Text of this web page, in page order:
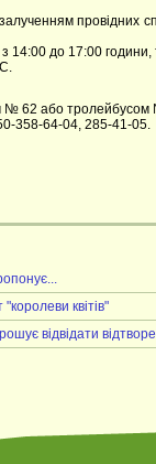
провідних
14:00 до 17:00
№ 62 або тролейбусом
358-64-04, 285-41-05.
квітів"
відвідати